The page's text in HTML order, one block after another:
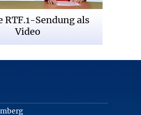
RTF.1-Sendung als
Video